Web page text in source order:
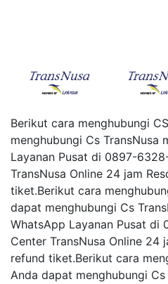
Berikut cara menghubungi
menghubungi Cs TransNusa
Layanan Pusat di 0897-
TransNusa Online 24 jam
tiket.Berikut cara
dapat menghubungi Cs
WhatsApp Layanan Pusat di
Center TransNusa Online 24
refund tiket.Berikut cara
Anda dapat menghubungi Cs